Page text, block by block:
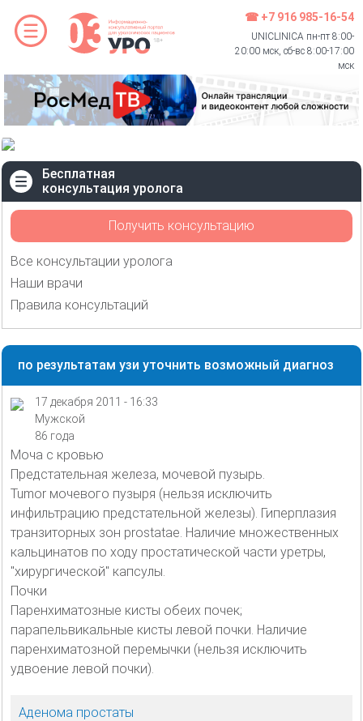
☎ +7 916 985-16-54
UNICLINICA пн-пт 8:00-
20:00 мск, сб-вс 8:00-17:00
мск
Бесплатная
консультация уролога
Получить консультацию
Все консультации уролога
Наши врачи
Правила консультаций
по результатам узи уточнить возможный диагноз
17 декабря 2011 - 16:33
Мужской
86 года
Моча с кровью
Предстательная железа, мочевой пузырь.
Tumor мочевого пузыря (нельзя исключить
инфильтрацию предстательной железы). Гиперплазия
транзиторных зон prostatae. Наличие множественных
кальцинатов по ходу простатической части уретры,
"хирургической" капсулы.
Почки
Паренхиматозные кисты обеих почек;
парапельвикальные кисты левой почки. Наличие
паренхиматозной перемычки (нельзя исключить
удвоение левой почки).
Аденома простаты